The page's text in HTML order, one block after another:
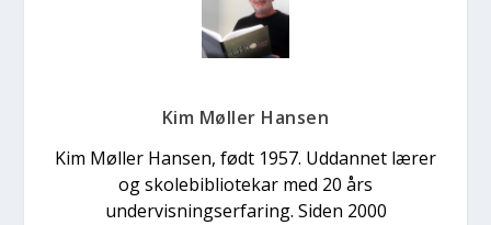
Kim Møller Hansen
Kim Møller Hansen, født 1957. Uddannet lærer
og skolebibliotekar med 20 års
undervisningserfaring. Siden 2000